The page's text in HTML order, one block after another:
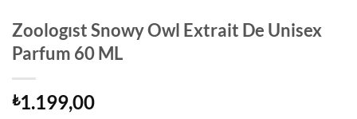
Zoologıst Snowy Owl Extrait De Unisex
Parfum 60 ML
₺1.199,00